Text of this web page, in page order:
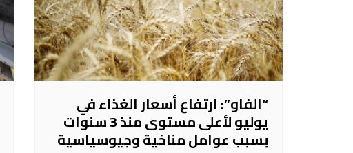
“الفاو”: ارتفاع أسعار الغذاء في
يوليو لأعلى مستوى منذ 3 سنوات
بسبب عوامل مناخية وجيوسياسية